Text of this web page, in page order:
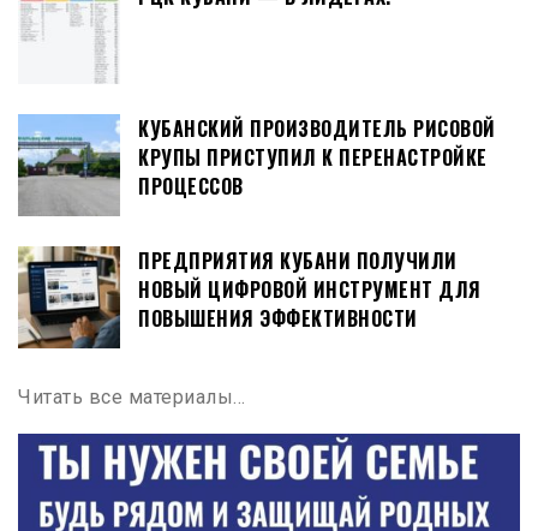
КУБАНСКИЙ ПРОИЗВОДИТЕЛЬ РИСОВОЙ
КРУПЫ ПРИСТУПИЛ К ПЕРЕНАСТРОЙКЕ
ПРОЦЕССОВ
ПРЕДПРИЯТИЯ КУБАНИ ПОЛУЧИЛИ
НОВЫЙ ЦИФРОВОЙ ИНСТРУМЕНТ ДЛЯ
ПОВЫШЕНИЯ ЭФФЕКТИВНОСТИ
Читать все материалы…